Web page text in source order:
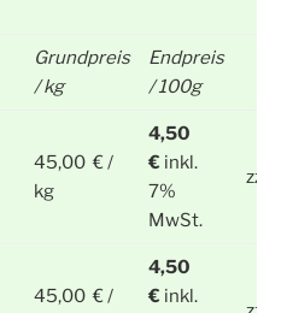
Grundpreis
/ kg
Endpreis
/ 100g
45,00 € /
kg
4,50
€ inkl.
7%
MwSt.
zzgl.
45,00 € /
4,50
€ inkl.